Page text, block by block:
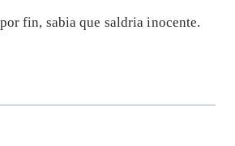
fin, sabia que saldria inocente.